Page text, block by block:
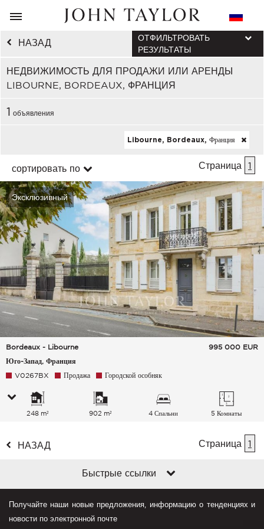
НАЗАД
НЕДВИЖИМОСТЬ ДЛЯ ПРОДАЖИ ИЛИ АРЕНДЫ
LIBOURNE, BORDEAUX, ФРАНЦИЯ
ОТФИЛЬТРОВАТЬ
РЕЗУЛЬТАТЫ
1 объявления
Libourne, Bordeaux, Франция
сортировать по Страница 1
Эксклюзивный
Bordeaux - Libourne
Юго-Запад, Франция
995 000 EUR
V0267BX Продажа Городской особняк
248 m² 902 m² 4 Спальни 5 Комнаты
НАЗАД Страница 1
Быстрые ссылки
Получайте наши новые предложения, информацию о тенденциях и
новости по электронной почте